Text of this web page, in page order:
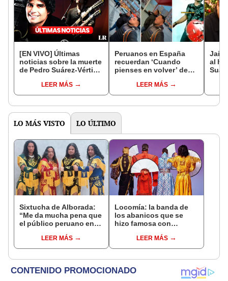
[EN VIVO] Últimas
noticias sobre la muerte
de Pedro Suárez-Vértiz:
exteriores de su casa
LEER MÁS
Peruanos en España
recuerdan ‘Cuando
pienses en volver’ de
los migrantes”
LEER MÁS
al
LO MÁS VISTO LO ÚLTIMO
Sixtucha de Alborada:
“Me da mucha pena que
el público peruano en
LEER MÁS
Locomía: la banda de
los abanicos que se
hizo famosa con
LEER MÁS